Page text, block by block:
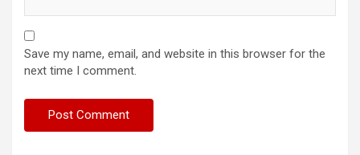
Save my name, email, and website in this browser for the
next time I comment.